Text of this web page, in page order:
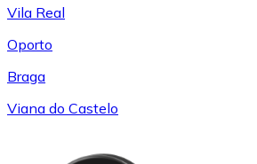
Vila Real
Oporto
Braga
Viana do Castelo